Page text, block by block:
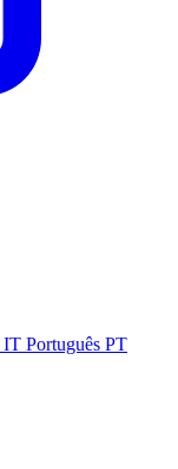
IT Português PT